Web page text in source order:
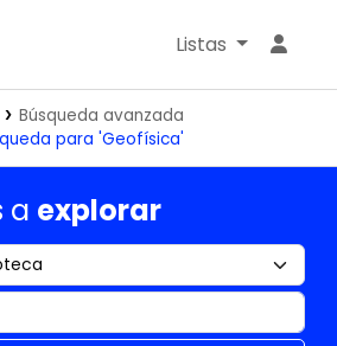
IGP
Listas
Búsqueda avanzada
para 'Geofísica'
a explorar